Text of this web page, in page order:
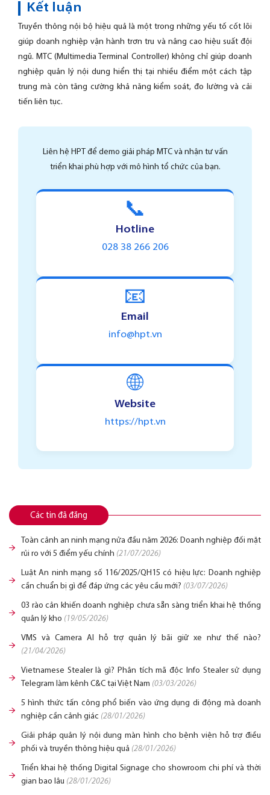
Kết luận
Truyền thông nội bộ hiệu quả là một trong những yếu tố cốt lõi
giúp doanh nghiệp vận hành trơn tru và nâng cao hiệu suất đội
ngũ. MTC (Multimedia Terminal Controller) không chỉ giúp doanh
nghiệp quản lý nội dung hiển thị tại nhiều điểm một cách tập
trung mà còn tăng cường khả năng kiểm soát, đo lường và cải
tiến liên tục.
Liên hệ HPT để demo giải pháp MTC và nhận tư vấn
triển khai phù hợp với mô hình tổ chức của bạn.
📞
Hotline
028 38 266 206
📧
Email
info@hpt.vn
🌐
Website
https://hpt.vn
Các tin đã đăng
Toàn cảnh an ninh mạng nửa đầu năm 2026: Doanh nghiệp đối mặt
rủi ro với 5 điểm yếu chính (21/07/2026)
Luật An ninh mạng số 116/2025/QH15 có hiệu lực: Doanh nghiệp
cần chuẩn bị gì để đáp ứng các yêu cầu mới? (03/07/2026)
03 rào cản khiến doanh nghiệp chưa sẵn sàng triển khai hệ thống
quản lý kho (19/05/2026)
VMS và Camera AI hỗ trợ quản lý bãi giữ xe như thế nào?
(21/04/2026)
Vietnamese Stealer là gì? Phân tích mã độc Info Stealer sử dụng
Telegram làm kênh C&C tại Việt Nam (03/03/2026)
5 hình thức tấn công phổ biến vào ứng dụng di động mà doanh
nghiệp cần cảnh giác (28/01/2026)
Giải pháp quản lý nội dung màn hình cho bệnh viện hỗ trợ điều
phối và truyền thông hiệu quả (28/01/2026)
Triển khai hệ thống Digital Signage cho showroom chi phí và thời
gian bao lâu (28/01/2026)